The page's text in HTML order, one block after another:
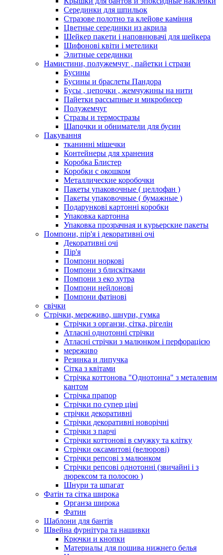
Серединки для шпильок
Стразове полотно та клейове каміння
Цветные серединки из акрила
Шейкер пакети і наповнювачі для шейкера
Шифонові квіти і метелики
Элитные серединки
Намистини, полужемчуг , пайетки і стрази
Бусины
Бусины и браслеты Пандора
Бусы , цепочки , жемчужины на нити
Пайетки рассыпные и микробисер
Полужемчуг
Стразы и термостразы
Шапочки и обниматели для бусин
Пакування
тканинні мішечки
Контейнеры для хранения
Коробка Блистер
Коробки с окошком
Металлические коробочки
Пакеты упаковочные ( целлофан )
Пакеты упаковочные ( бумажные )
Подарункові картонні коробки
Упаковка картонна
Упаковка прозрачная и курьерские пакеты
Помпони, пір'я і декоративні очі
Декоративні очі
Пір'я
Помпони норкові
Помпони з блискітками
Помпони з еко хутра
Помпони нейлонові
Помпони фатінові
свічки
Стрічки, мереживо, шнури, гумка
Стрічки з органзи, сітка, рігелін
Атласні однотонні стрічки
Атласні стрічки з малюнком і перфорацією
мереживо
Резинка и липучка
Сітка з квітами
Стрічка коттонова "Однотонна" з металевим
кантом
Стрічка прапор
Стрічки по супер ціні
стрічки декоративні
Стрічки декоративні новорічні
Стрічки з парчі
Стрічки коттонові в смужку та клітку
Стрічки оксамитові (велюрові)
Стрічки репсові з малюнком
Стрічки репсові однотонні (звичайні і з
люрексом та полосою )
Шнури та шпагат
Фатін та сітка широка
Органза широка
Фатин
Шаблони для бантів
Швейна фурнітура та нашивки
Крючки и кнопки
Материалы для пошива нижнего белья